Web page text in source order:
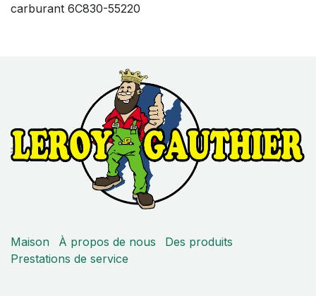
carburant 6C830-55220
Maison À propos de nous
Des produits
Prestations de service